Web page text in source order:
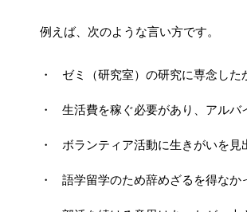
例えば、次のような言い方です。
ゼミ（研究室）の研究に専念した
生活費を稼ぐ必要があり、アルバ
ボランティア活動に生きがいを見
語学留学のため辞めざるを得なか